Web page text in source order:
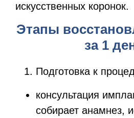
искусственных коронок.
Этапы
за 1
Подготовка к
консультация
собирает анамнез,